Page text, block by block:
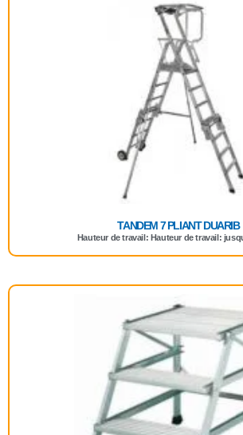
TANDEM 7 PLIANT DUARIB
Hauteur de travail: Hauteur de travail: